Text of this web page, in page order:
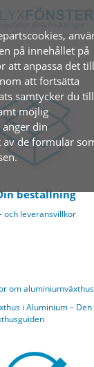
på innehållet på
att anpassa det till
att fortsätta
samtycker du till
möjlig
din
de formulär
beställning
och leveransvillkor
om aluminiumväxthus
i Aluminium – Den